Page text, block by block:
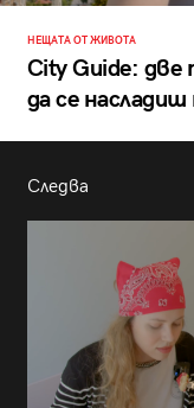
НЕЩАТА ОТ ЖИВОТА
City Guide:
да се
Следва